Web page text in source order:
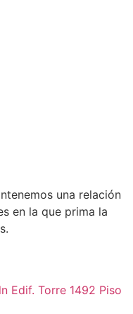
una relación
en la que prima la
Edif. Torre 1492 Piso